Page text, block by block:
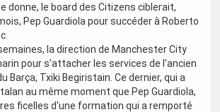
donne, le board des Citizens ciblerait,
Pep Guardiola pour succéder à Roberto
la direction de Manchester City
pour s'attacher les services de l'ancien
Barça, Txiki Begiristain. Ce dernier, qui a
au même moment que Pep Guardiola,
ficelles d'une formation qui a remporté